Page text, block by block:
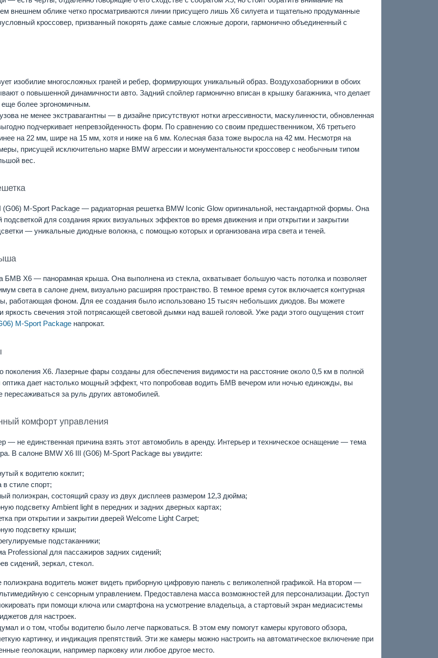
внешнем облике четко просматриваются линии присущего лишь Х6 силуета и тщательно продуманные
кроссовер, призванный покорять даже самые сложные дороги, гармонично объединенный с
изобилие многосложных граней и ребер, формирующих уникальный образ. Воздухозаборники в обоих
о повышенной динамичности авто. Задний спойлер гармонично вписан в крышку багажника, что делает
более эргономичным.
не менее экстравагантны — в дизайне присутствуют нотки агрессивности, маскулинности, обновленная
подчеркивает непревзойденность форм. По сравнению со своим предшественником, Х6 третьего
на 22 мм, шире на 15 мм, хотя и ниже на 6 мм. Колесная база тоже выросла на 42 мм. Несмотря на
присущей исключительно марке BMW агрессии и монументальности кроссовер с необычным типом
вес.
(G06) M-Sport Package — радиаторная решетка BMW Iconic Glow оригинальной, нестандартной формы. Она
подсветкой для создания ярких визуальных эффектов во время движения и при открытии и закрытии
— уникальные диодные волокна, с помощью которых и организована игра света и теней.
БМВ Х6 — панорамная крыша. Она выполнена из стекла, охватывает большую часть потолка и позволяет
света в салоне днем, визуально расширяя пространство. В темное время суток включается контурная
работающая фоном. Для ее создания было использовано 15 тысяч небольших диодов. Вы можете
яркость свечения этой потрясающей световой дымки над вашей головой. Уже ради этого ощущения стоит
M-Sport Packageнапрокат.
поколения Х6. Лазерные фары созданы для обеспечения видимости на расстояние около 0,5 км в полной
оптика дает настолько мощный эффект, что попробовав водить БМВ вечером или ночью единожды, вы
пересаживаться за руль других автомобилей.
комфорт управления
— не единственная причина взять этот автомобиль в аренду. Интерьер и техническое оснащение — тема
В салоне BMW X6 III (G06) M-Sport Package вы увидите:
к водителю кокпит;
в стиле спорт;
полиэкран, состоящий сразу из двух дисплеев размером 12,3 дюйма;
подсветку Ambient light в передних и задних дверных картах;
при открытии и закрытии дверей Welcome Light Carpet;
подсветку крыши;
подстаканники;
Professional для пассажиров задних сидений;
сидений, зеркал, стекол.
водитель может видеть приборную цифровую панель с великолепной графикой. На втором —
с сенсорным управлением. Предоставлена масса возможностей для персонализации. Доступ
при помощи ключа или смартфона на усмотрение владельца, а стартовый экран медиасистемы
для настроек.
и о том, чтобы водителю было легче парковаться. В этом ему помогут камеры кругового обзора,
картинку, и индикация препятствий. Эти же камеры можно настроить на автоматическое включение при
геолокации, например парковку или любое другое место.